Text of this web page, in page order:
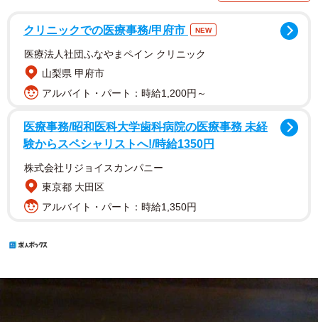
クリニックでの医療事務/甲府市 NEW
医療法人社団ふなやまペイン クリニック
山梨県 甲府市
アルバイト・パート：時給1,200円～
医療事務/昭和医科大学歯科病院の医療事務 未経
験からスペシャリストへ!/時給1350円
株式会社リジョイスカンパニー
東京都 大田区
アルバイト・パート：時給1,350円